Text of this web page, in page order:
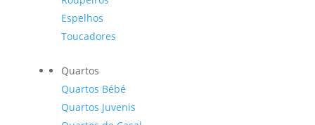
Espelhos
Toucadores
Quartos
Quartos Bébé
Quartos Juvenis